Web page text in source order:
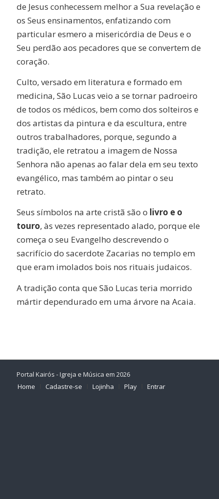
de Jesus conhecessem melhor a Sua revelação e
os Seus ensinamentos, enfatizando com
particular esmero a misericórdia de Deus e o
Seu perdão aos pecadores que se convertem de
coração.
Culto, versado em literatura e formado em
medicina, São Lucas veio a se tornar padroeiro
de todos os médicos, bem como dos solteiros e
dos artistas da pintura e da escultura, entre
outros trabalhadores, porque, segundo a
tradição, ele retratou a imagem de Nossa
Senhora não apenas ao falar dela em seu texto
evangélico, mas também ao pintar o seu
retrato.
Seus símbolos na arte cristã são o livro e o
touro, às vezes representado alado, porque ele
começa o seu Evangelho descrevendo o
sacrifício do sacerdote Zacarias no templo em
que eram imolados bois nos rituais judaicos.
A tradição conta que São Lucas teria morrido
mártir dependurado em uma árvore na Acaia.
Portal Kairós - Igreja e Música em 2026
Home
Cadastre-se Lojinha Play Entrar